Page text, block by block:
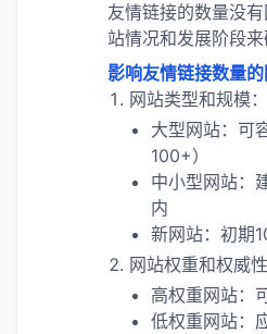
友情链接的数量没
站情况和发展阶段来
影响友情链接数量的
网站类型和规模：
大型网站：可
100+）
中小型网站：
内
新网站：初期
网站权重和权威性
高权重网站：
低权重网站：